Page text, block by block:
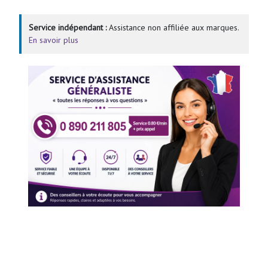
Service indépendant :Assistance non affiliée aux marques.
En savoir plus